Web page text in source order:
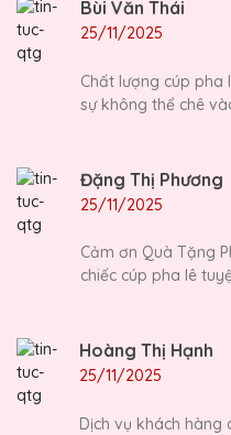
Bùi Văn Thái
25/11/2025
Chất lượng cúp pha
sự không thể chê
Đặng Thị Phương
25/11/2025
Cảm ơn Quà Tặng
chiếc cúp pha lê
Hoàng Thị Hạnh
25/11/2025
Dịch vụ khách hàng